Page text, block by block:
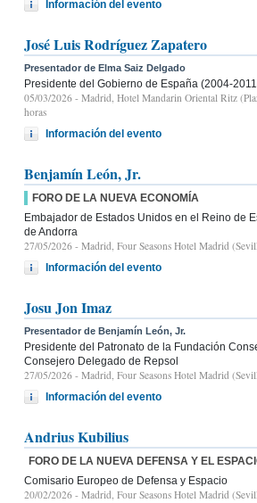
Información del evento
José Luis Rodríguez Zapatero
Presentador de Elma Saiz Delgado
Presidente del Gobierno de España (2004-
05/03/2026 - Madrid, Hotel Mandarin Oriental Ritz
horas
Información del evento
Benjamín León, Jr.
FORO DE LA NUEVA ECONOMÍA
Embajador de Estados Unidos en el Reino de
de Andorra
27/05/2026 - Madrid, Four Seasons Hotel Madrid
Información del evento
Josu Jon Imaz
Presentador de Benjamín León, Jr.
Presidente del Patronato de la Fundación
Consejero Delegado de Repsol
27/05/2026 - Madrid, Four Seasons Hotel Madrid
Información del evento
Andrius Kubilius
FORO DE LA NUEVA DEFENSA Y EL
Comisario Europeo de Defensa y Espacio
20/02/2026 - Madrid, Four Seasons Hotel Madrid